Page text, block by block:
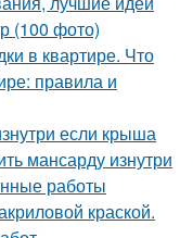
(100 фото)
в квартире. Что
правила и
если крыша
мансарду изнутри
работы
краской.